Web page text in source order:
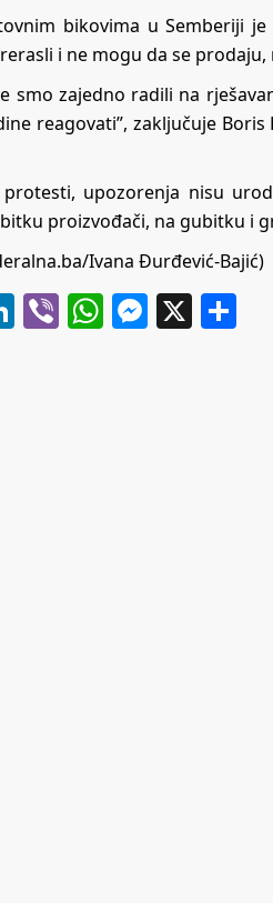
bikovima u Semberiji
i ne mogu da se
smo zajedno radili na
reagovati”, zaključuje
protesti, upozorenja nisu
proizvođači, na gubitku i
Ivana Đurđević-Bajić)
LinkedIn
ViberWhatsApp
X